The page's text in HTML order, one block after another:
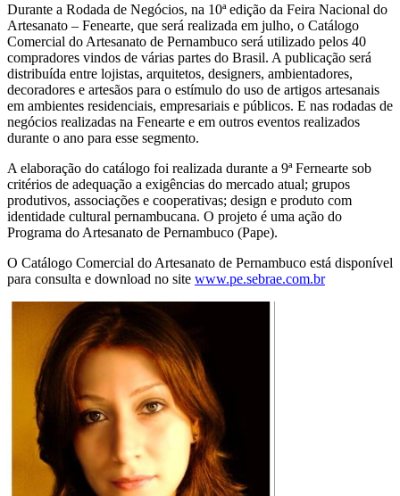
Durante a Rodada de Negócios, na 10ª edição da Feira Nacional do
Artesanato – Fenearte, que será realizada em julho, o Catálogo
Comercial do Artesanato de Pernambuco será utilizado pelos 40
compradores vindos de várias partes do Brasil. A publicação será
distribuída entre lojistas, arquitetos, designers, ambientadores,
decoradores e artesãos para o estímulo do uso de artigos artesanais
em ambientes residenciais, empresariais e públicos. E nas rodadas de
negócios realizadas na Fenearte e em outros eventos realizados
durante o ano para esse segmento.
A elaboração do catálogo foi realizada durante a 9ª Fernearte sob
critérios de adequação a exigências do mercado atual; grupos
produtivos, associações e cooperativas; design e produto com
identidade cultural pernambucana. O projeto é uma ação do
Programa do Artesanato de Pernambuco (Pape).
O Catálogo Comercial do Artesanato de Pernambuco está disponível
para consulta e download no site www.pe.sebrae.com.br